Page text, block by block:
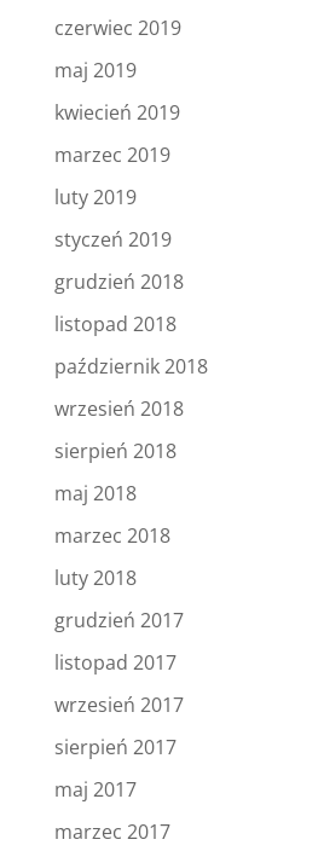
czerwiec 2019
maj 2019
kwiecień 2019
marzec 2019
luty 2019
styczeń 2019
grudzień 2018
listopad 2018
październik 2018
wrzesień 2018
sierpień 2018
maj 2018
marzec 2018
luty 2018
grudzień 2017
listopad 2017
wrzesień 2017
sierpień 2017
maj 2017
marzec 2017